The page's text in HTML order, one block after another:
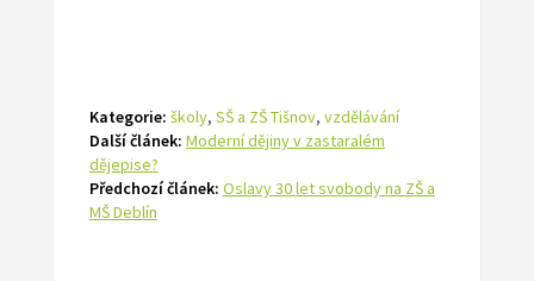
Kategorie: školy, SŠ a ZŠ Tišnov, vzdělávání
Další článek: Moderní dějiny v zastaralém
dějepise?
Předchozí článek: Oslavy 30 let svobody na ZŠ a
MŠ Deblín